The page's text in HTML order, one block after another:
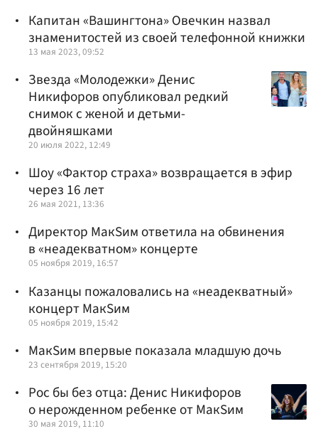
Капитан «Вашингтона» Овечкин назвал
знаменитостей из своей телефонной книжки
13 мая 2023, 09:52
Звезда «Молодежки» Денис
Никифоров опубликовал редкий
снимок с женой и детьми-
двойняшками
20 июля 2022, 12:49
Шоу «Фактор страха» возвращается в эфир
через 16 лет
26 мая 2021, 13:36
Директор МакSим ответила на обвинения
в «неадекватном» концерте
05 ноября 2019, 16:57
Казанцы пожаловались на «неадекватный»
концерт МакSим
05 ноября 2019, 15:42
МакSим впервые показала младшую дочь
23 сентября 2019, 15:20
Рос бы без отца: Денис Никифоров
о нерожденном ребенке от МакSим
30 мая 2019, 11:10